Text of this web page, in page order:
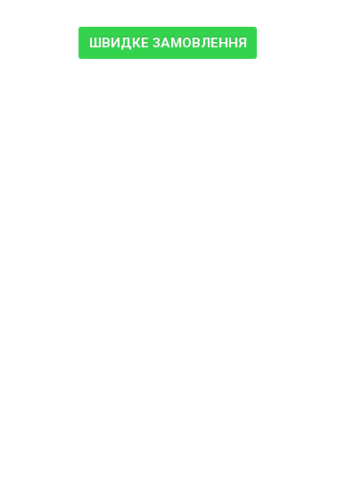
ШВИДКЕ ЗАМОВЛЕННЯ